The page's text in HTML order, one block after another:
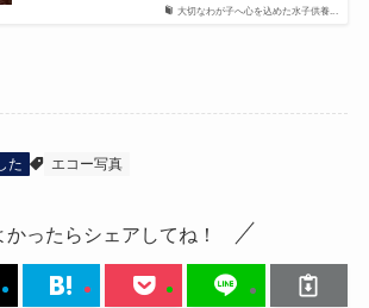
大切なわが子へ心を込めた水子供養...
た エコー写真
かったらシェアしてね！